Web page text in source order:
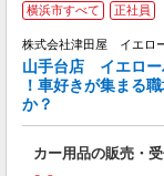
横浜市すべて 正社員
株式会社津田屋 イエロ
山手台店 イエロー
！車好きが集まる
か？
カー用品の販売・